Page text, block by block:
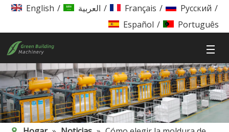
English / العربية / Français / Pусский /
Español / Português